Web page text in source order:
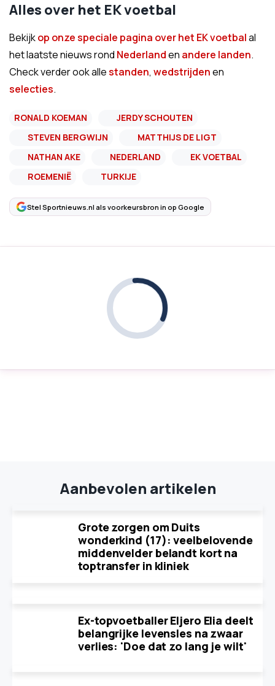
Alles over het EK voetbal
Bekijkop onze speciale pagina over het EK voetbalal
het laatste nieuws rond Nederlanden andere landen.
Check verder ook allestanden, wedstrijdenen
selecties.
RONALD KOEMAN
JERDY SCHOUTEN
STEVEN BERGWIJN
MATTHIJS DE LIGT
NATHAN AKE
NEDERLAND
EK VOETBAL
ROEMENIË
TURKIJE
Stel Sportnieuws.nl als voorkeursbron in op Google
Aanbevolen artikelen
Grote zorgen om Duits
wonderkind (17): veelbelovende
middenvelder belandt kort na
toptransfer in kliniek
Ex-topvoetballer Eljero Elia deelt
belangrijke levensles na zwaar
verlies: 'Doe dat zo lang je wilt'